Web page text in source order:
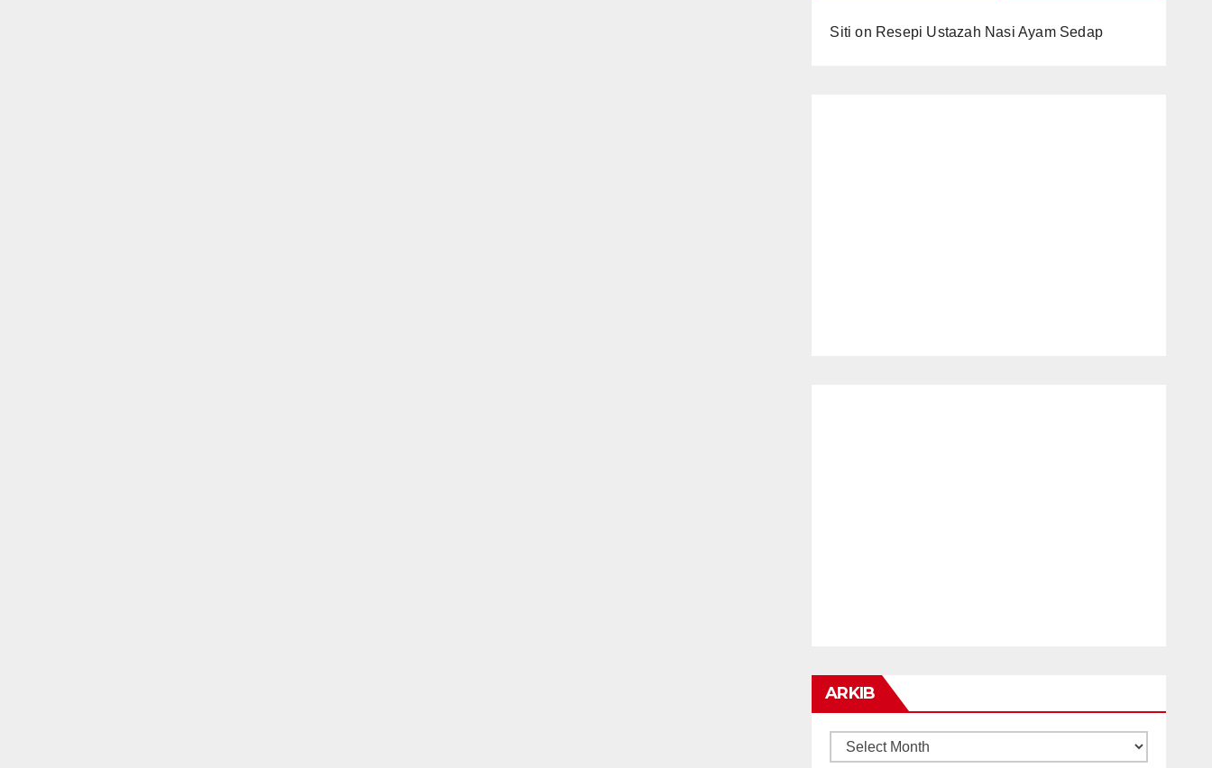
Siti on Resepi Ustazah Nasi Ayam Sedap
ARKIB
ARKIB